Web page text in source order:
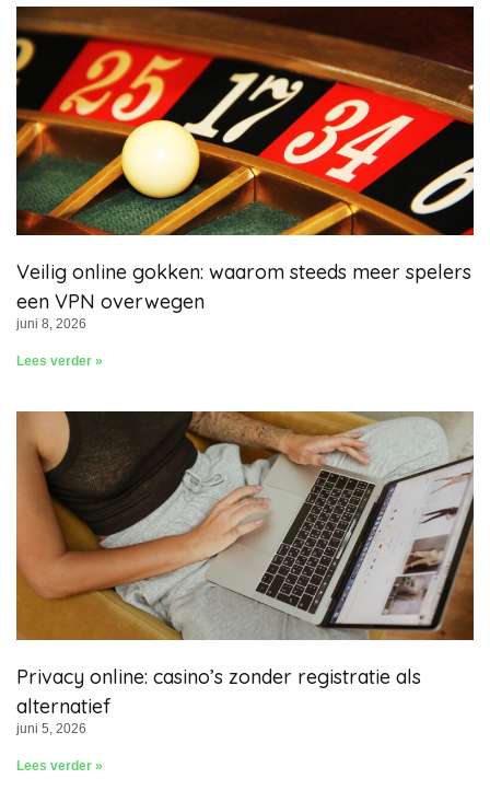
Veilig online gokken: waarom steeds meer spelers
een VPN overwegen
juni 8, 2026
Lees verder »
Privacy online: casino’s zonder registratie als
alternatief
juni 5, 2026
Lees verder »